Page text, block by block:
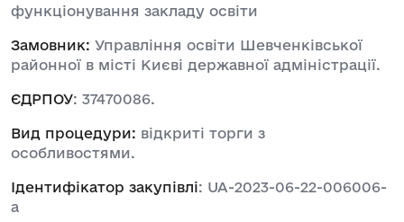
функціонування закладу освіти
Замовник: Управління освіти Шевченківської
районної в місті Києві державної адміністрації.
ЄДРПОУ: 37470086.
Вид процедури: відкриті торги з
особливостями.
Ідентифікатор закупівлі: UA-2023-06-22-006006-
a